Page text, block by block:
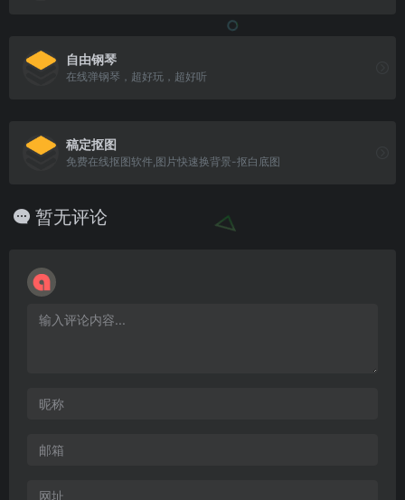
自由钢琴
在线弹钢琴，超好玩，超好听
稿定抠图
免费在线抠图软件,图片快速换背景-抠白底图
暂无评论